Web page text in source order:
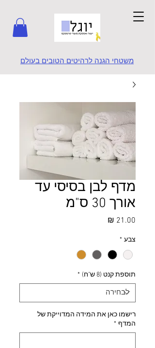
משטחי הגנה לרהיטים הטובים בעולם
מדף לבן בסיסי עד
אורך 30 ס"מ
צבע *
תוספת קנט (8 ש"ח) *
רישמו כאן את המידה המדוייקת של
המדף *